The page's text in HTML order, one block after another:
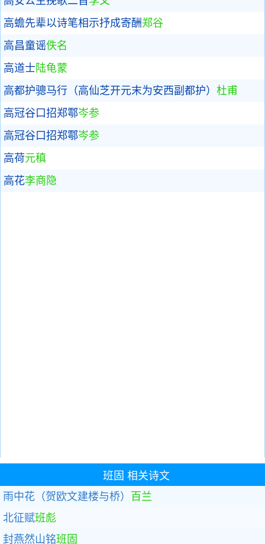
高蟾先辈以诗笔相示抒成寄酬郑谷
高昌童谣佚名
高道士 陆龟蒙
高都护骢马行（高仙芝开元末为安西副都护） 杜甫
高冠谷口招郑鄠岑参
高冠谷口招郑鄠岑参
高荷元稹
高花李商隐
班固 相关诗文
雨中花（贺欧文建楼与桥） 百兰
北征赋班彪
封燕然山铭班固